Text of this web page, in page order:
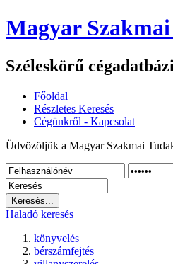
Magyar
Széleskörű
Főoldal
Részletes Keresés
Cégünkről - Kapcsolat
Üdvözöljük a Magyar Szakmai
Haladó keresés
könyvelés
bérszámfejtés